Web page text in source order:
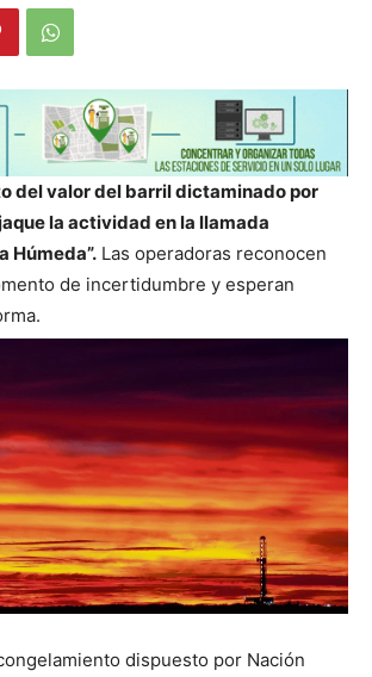
del valor del barril dictaminado por
la actividad en la llamada
Húmeda”. Las operadoras reconocen
de incertidumbre y esperan
dispuesto por Nación